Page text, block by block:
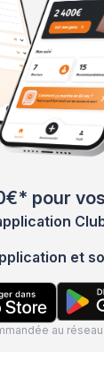
pour
et
au